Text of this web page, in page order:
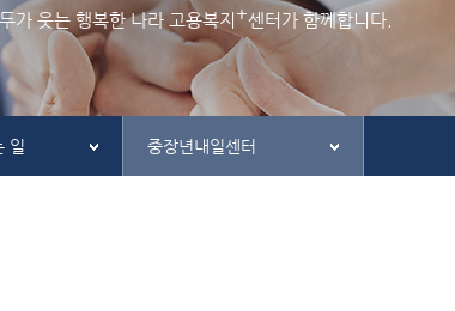
관련사이트 불친절 신고하기
가 웃는 행복한 나라 고용복지 +센터가 함께합니다.
일 중장년내일센터